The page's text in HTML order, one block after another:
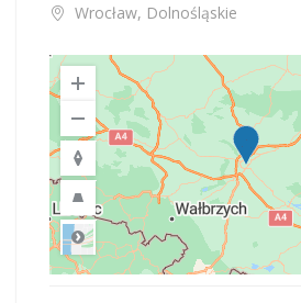
Wrocław, Dolnośląskie
Road